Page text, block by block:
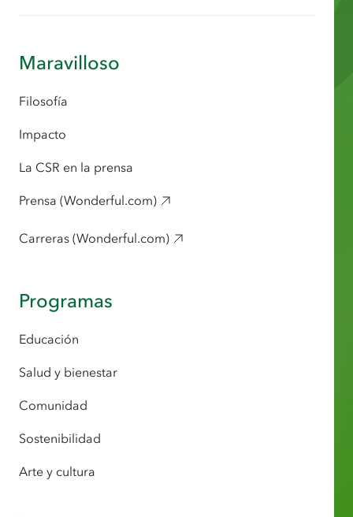
Maravilloso
Filosofía
Impacto
La CSR en la prensa
Prensa (Wonderful.com)
Carreras (Wonderful.com)
Programas
Educación
Salud y bienestar
Comunidad
Sostenibilidad
Arte y cultura